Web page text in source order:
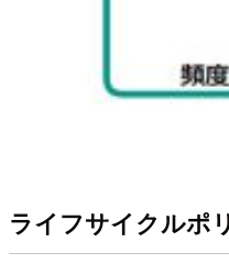
ライフサイクルポ